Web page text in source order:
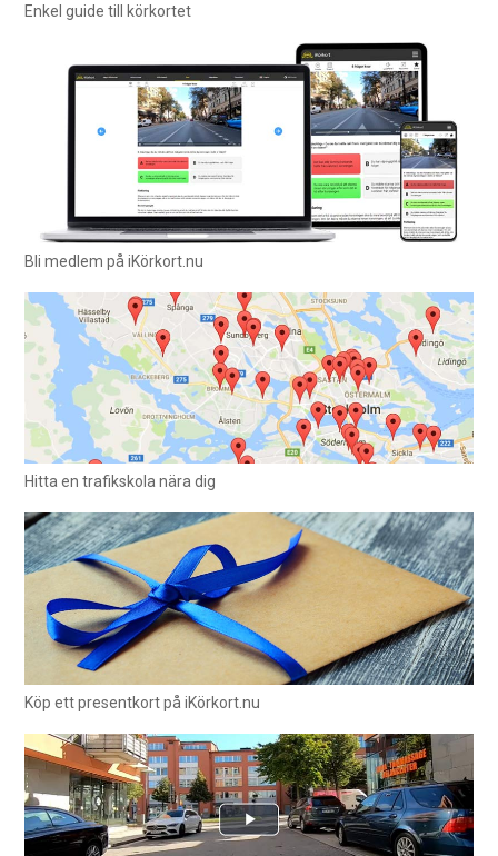
Enkel guide till körkortet
Bli medlem på iKörkort.nu
Hitta en trafikskola nära dig
Köp ett presentkort på iKörkort.nu